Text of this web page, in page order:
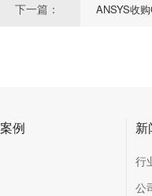
下一篇： ANSYS收
例 新
行
公